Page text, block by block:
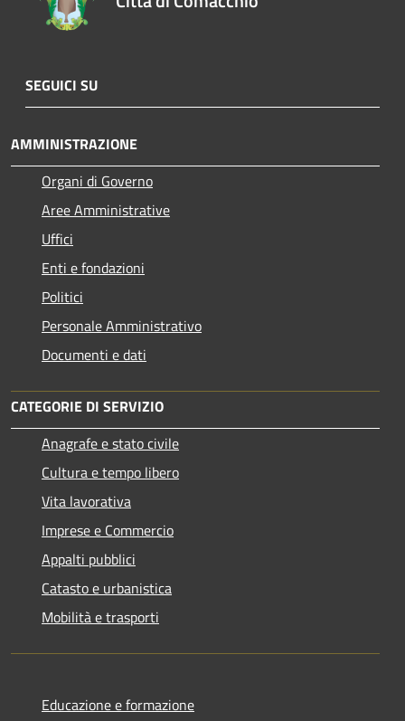
SEGUICI SU
AMMINISTRAZIONE
Organi di Governo
Aree Amministrative
Uffici
Enti e fondazioni
Politici
Personale Amministrativo
Documenti e dati
CATEGORIE DI SERVIZIO
Anagrafe e stato civile
Cultura e tempo libero
Vita lavorativa
Imprese e Commercio
Appalti pubblici
Catasto e urbanistica
Mobilità e trasporti
Educazione e formazione